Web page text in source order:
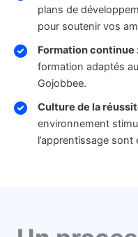
plans de
pour soutenir vos
Formation continue
formation adaptés
Gojobbee.
Culture de la
environnement
l’apprentissage